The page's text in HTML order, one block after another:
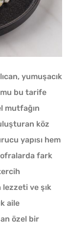
yumuşacık
bu tarife
mutfağın
köz
yapısı hem
fark
ve şık
aile
özel bir